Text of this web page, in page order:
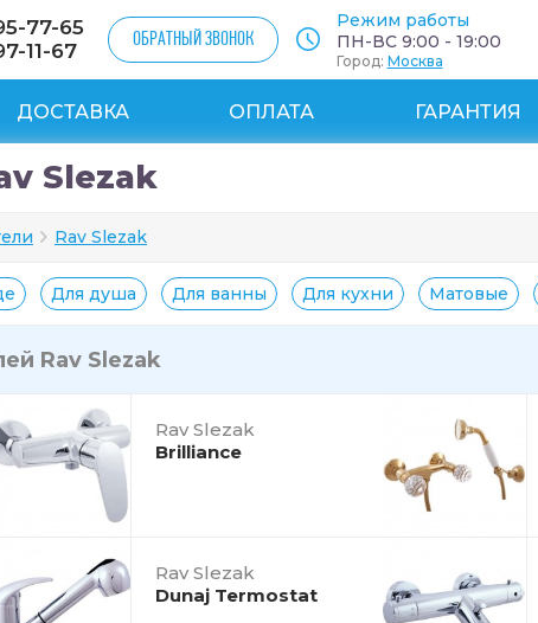
77-65
11-67
ОБРАТНЫЙ ЗВОНОК
Режим работы
ПН-ВС 9:00 - 19:00
Город: Москва
ДОСТАВКА ОПЛАТА ГАРАНТИЯ
Slezak
Rav Slezak
Для душа Для ванны Для кухни Матовые
Rav Slezak
Rav Slezak
Brilliance
Rav Slezak
Dunaj Termostat